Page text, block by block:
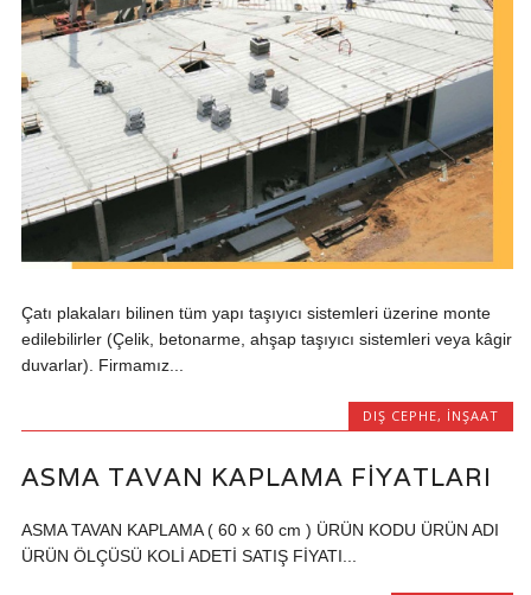
Çatı plakaları bilinen tüm yapı taşıyıcı sistemleri üzerine monte
edilebilirler (Çelik, betonarme, ahşap taşıyıcı sistemleri veya kâgir
duvarlar). Firmamız...
DIŞ CEPHE, İNŞAAT
ASMA TAVAN KAPLAMA FIYATLARI
ASMA TAVAN KAPLAMA ( 60 x 60 cm ) ÜRÜN KODU ÜRÜN ADI
ÜRÜN ÖLÇÜSÜ KOLİ ADETİ SATIŞ FİYATI...